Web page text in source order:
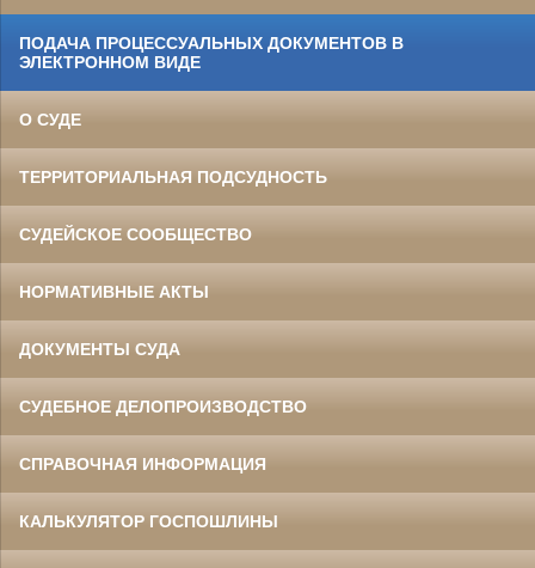
ПОДАЧА ПРОЦЕССУАЛЬНЫХ ДОКУМЕНТОВ В
ЭЛЕКТРОННОМ ВИДЕ
О СУДЕ
ТЕРРИТОРИАЛЬНАЯ ПОДСУДНОСТЬ
СУДЕЙСКОЕ СООБЩЕСТВО
НОРМАТИВНЫЕ АКТЫ
ДОКУМЕНТЫ СУДА
СУДЕБНОЕ ДЕЛОПРОИЗВОДСТВО
СПРАВОЧНАЯ ИНФОРМАЦИЯ
КАЛЬКУЛЯТОР ГОСПОШЛИНЫ